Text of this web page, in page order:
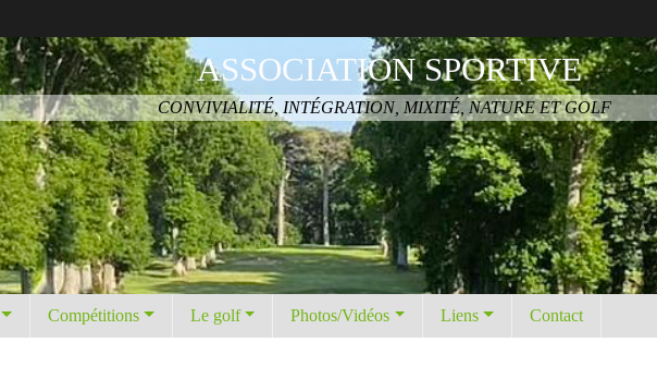
ASSOCIATION SPORTIVE
CONVIVIALITÉ, INTÉGRATION, MIXITÉ, NATURE ET GOLF
Compétitions Le golf Photos/Vidéos Liens Contact